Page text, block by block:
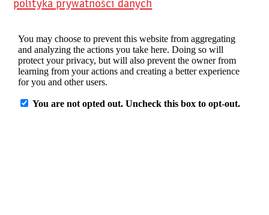
polityka prywatności danych